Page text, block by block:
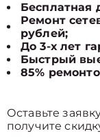
Бесплатная
Ремонт
рублей;
До 3-х лет
Быстрый
85%
Оставьте
получите